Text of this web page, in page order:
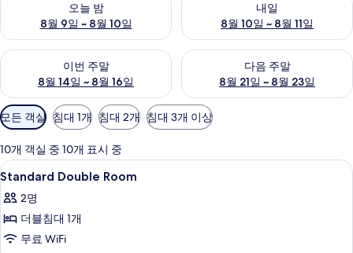
오늘 밤
8월 9일 ~ 8월 10일
내일
8월 10일 ~ 8월 11일
이번 주말
8월 14일 ~ 8월 16일
이번 주말 예약 가능 여부 확인, 8월 14일 ~ 8월 16일
다음 주말
8월 21일 ~ 8월 23일
다음 주말 예약 가능 여부 확인
객
실
에
사
용
가
능
한
모든 객실 침대 1개 침대 2개 침대 3개 이상
10개 객실 중 10개 표시 중
Standard
Double
Room
사
진
7
Standard Double Room
2명
더블침대 1개
무료 WiFi